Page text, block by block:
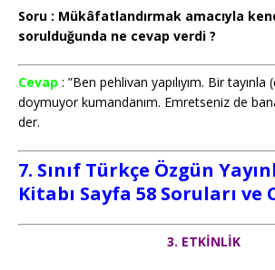
Soru : Mükâfatlandırmak amacıyla
sorulduğunda ne cevap verdi ?
Cevap : ”Ben pehlivan yapılıyım. Bir tayınla
doymuyor kumandanım. Emretseniz de
der.
7. Sınıf Türkçe Özgün
Kitabı Sayfa 58 Soruları ve
3. ETKİNLİK